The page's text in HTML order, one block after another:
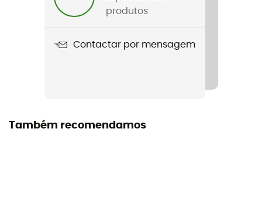
Industrie 12mm
Norma
produtos
Contactar por mensagem
Também recomendamos